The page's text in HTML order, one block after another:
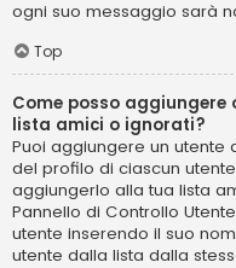
ogni suo messaggio sarà
Top
Come posso
lista amici o ignorati?
Puoi aggiungere un utente
del profilo di ciascun
aggiungerlo alla tua lista
Pannello di Controllo
utente inserendo il suo
utente dalla lista dalla